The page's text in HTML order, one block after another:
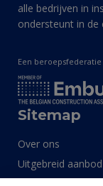
alle bedrijven in
ondersteunt in de
Een beroepsfederatie
Sitemap
Over ons
Uitgebreid aanbod